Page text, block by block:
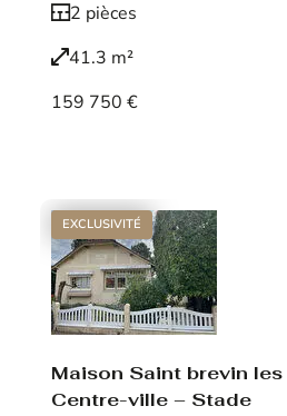
2 pièces
41.3 m²
159 750 €
EXCLUSIVITÉ
Maison Saint brevin
Centre-ville – Stade